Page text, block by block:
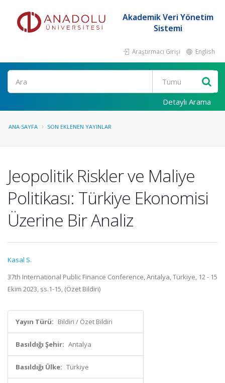
Akademik Veri Yönetim
Sistemi
Araştırmacı Girişi English
Ara
Detaylı Arama
ANA SAYFA SON EKLENEN YAYINLAR
Jeopolitik Riskler ve Maliye
Politikası: Türkiye Ekonomisi
Üzerine Bir Analiz
Kasal S.
37th International Public Finance Conference, Antalya, Türkiye, 12 - 15
Ekim 2023, ss.1-15, (Özet Bildiri)
Yayın Türü: Bildiri / Özet Bildiri
Basıldığı Şehir: Antalya
Basıldığı Ülke: Türkiye